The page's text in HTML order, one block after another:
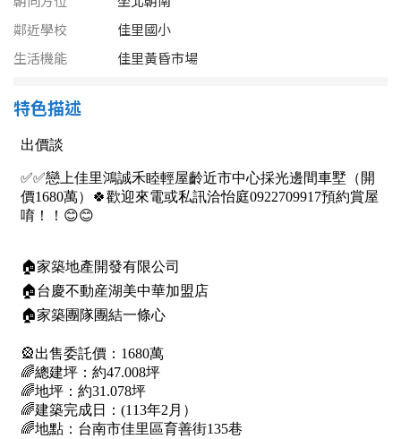
澎湖縣
花蓮縣
金門連江
~
不拘
地下室
1樓
3樓
5~10樓
21樓以上
~
鄰近學校
佳里國小
生活機能
佳里黃昏市場
特色描述